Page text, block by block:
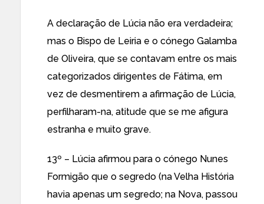
A declaração de Lúcia não era verdadeira;
mas o Bispo de Leiria e o cónego Galamba
de Oliveira, que se contavam entre os mais
categorizados dirigentes de Fátima, em
vez de desmentirem a afirmação de Lúcia,
perfilharam-na, atitude que se me afigura
estranha e muito grave.
13º – Lúcia afirmou para o cónego Nunes
Formigão que o segredo (na Velha História
havia apenas um segredo; na Nova, passou